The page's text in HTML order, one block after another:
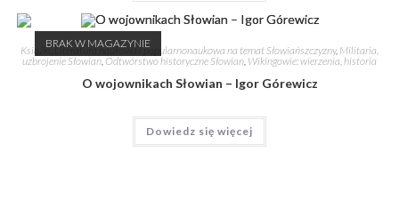
BRAK W MAGAZYNIE
Książki,Literatura naukowa i popularnonaukowa na temat Słowiańszczyzny, Militaria,
uzbrojenie Słowian, Odtwórstwo historyczne Słowian, Wikingowie: wierzenia, historia
O wojownikach Słowian – Igor Górewicz
Dowiedz się więcej